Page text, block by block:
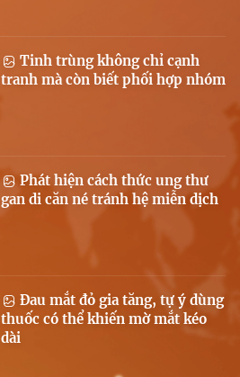
Tinh trùng không chỉ cạnh
tranh mà còn biết phối hợp nhóm
Phát hiện cách thức ung thư
gan di căn né tránh hệ miễn dịch
Đau mắt đỏ gia tăng, tự ý dùng
thuốc có thể khiến mờ mắt kéo
dài